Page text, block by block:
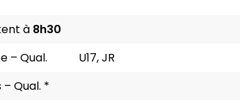
à 8h30
– Qual.
U17, JR
– Qual. *